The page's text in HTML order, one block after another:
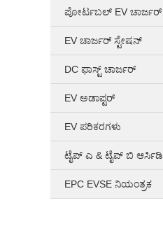
ಪೋರ್ಟಬಲ್ EV ಚಾರ್ಜರ್
EV ಚಾರ್ಜರ್ ಸ್ಟೇಷನ್
DC ಫಾಸ್ಟ್ ಚಾರ್ಜರ್
EV ಅಡಾಪ್ಟರ್
EV ಪರಿಕರಗಳು
ಟೈಪ್ ಎ & ಟೈಪ್ ಬಿ ಆರ್ಸಿಡಿ
EPC EVSE ನಿಯಂತ್ರಕ